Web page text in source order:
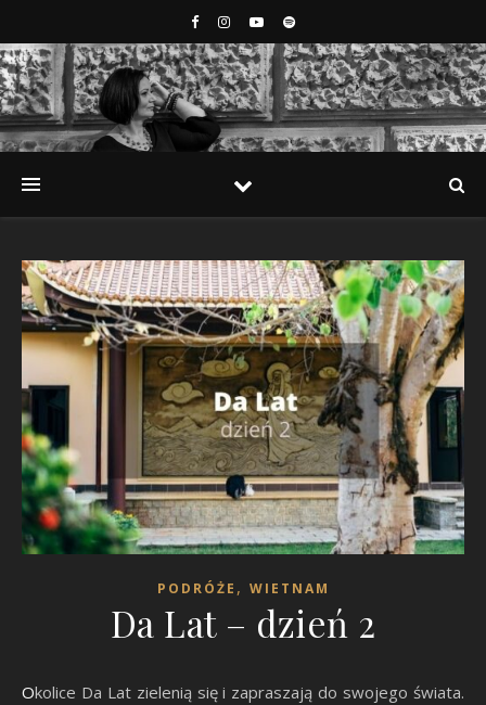
PODRÓŻE , WIETNAM
Da Lat – dzień 2
Okolice Da Lat zielenią się i zapraszają do swojego świata.